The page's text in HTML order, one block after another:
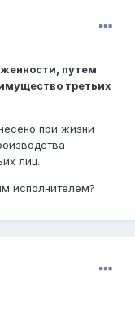
путем
третьих
при жизни
лиц.
исполнителем?